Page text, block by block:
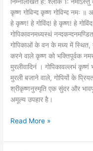
कृष्ण गोविन्द कृष्ण गोविन्द नमः
हे कृष्ण! हे गोविंद! हे कृष्ण! हे
गोपिकावनमध्यस्थं
गोपिकाओं के वन के मध्य में
करने वाले कृष्ण को भक्तिपूर्वक
मुरलीवादिनं । गोपिकावल्लभं
मुरली बजाने वाले, गोपियों के
श्रीकृष्णनुस्मृति एक सुंदर और
अमूल्य उपहार है।
Read More »